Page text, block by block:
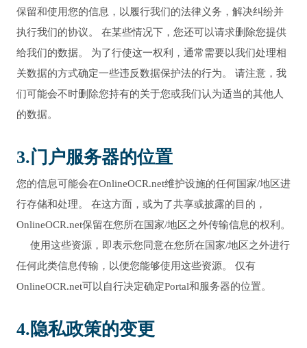
保留和使用您的信息，以履行我们的法律义务，解决纠纷并
执行我们的协议。 在某些情况下，您还可以请求删除您提供
给我们的数据。 为了行使这一权利，通常需要以我们处理相
关数据的方式确定一些违反数据保护法的行为。 请注意，我
们可能会不时删除您持有的关于您或我们认为适当的其他人
的数据。
3.门户服务器的位置
您的信息可能会在OnlineOCR.net维护设施的任何国家/地区进
行存储和处理。 在这方面，或为了共享或披露的目的，
OnlineOCR.net保留在您所在国家/地区之外传输信息的权利。
使用这些资源，即表示您同意在您所在国家/地区之外进行
任何此类信息传输，以便您能够使用这些资源。 仅有
OnlineOCR.net可以自行决定确定Portal和服务器的位置。
4.隐私政策的变更